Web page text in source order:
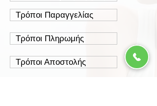
Τρόποι Παραγγελίας
Τρόποι Πληρωμής
Τρόποι Αποστολής